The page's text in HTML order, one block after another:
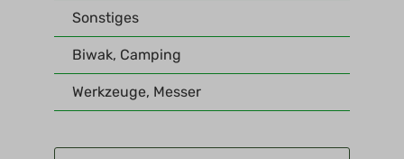
Sonstiges
Biwak, Camping
Werkzeuge, Messer